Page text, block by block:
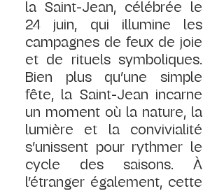
la Saint-Jean, célébrée le
24 juin, qui illumine les
campagnes de feux de joie
et de rituels symboliques.
Bien plus qu’une simple
fête, la Saint-Jean incarne
un moment où la nature, la
lumière et la convivialité
s’unissent pour rythmer le
cycle des saisons. À
l’étranger également, cette